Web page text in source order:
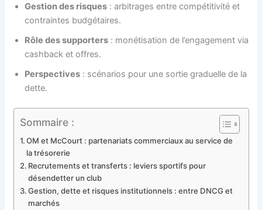
Gestion des risques : arbitrages entre compétitivité et
contraintes budgétaires.
Rôle des supporters : monétisation de l’engagement via
cashback et offres.
Perspectives : scénarios pour une sortie graduelle de la
dette.
Sommaire :
OM et McCourt : partenariats commerciaux au service de
la trésorerie
Recrutements et transferts : leviers sportifs pour
désendetter un club
Gestion, dette et risques institutionnels : entre DNCG et
marchés